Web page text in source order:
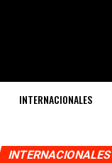
INTERNACIONALES
INTERNACIONALES